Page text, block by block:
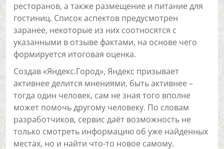
ресторанов, а также размещение и питание для
гостиниц. Список аспектов предусмотрен
заранее, некоторые из них соотносятся с
указанными в отзыве фактами, на основе чего
формируется итоговая оценка.
Создав «Яндекс.Город», Яндекс призывает
активнее делится мнениями, быть активнее –
тогда один человек, сам не зная того вполне
может помочь другому человеку. По словам
разработчиков, сервис даёт возможность не
только смотреть информацию об уже найденных
местах, но и найти что-то новое самому.